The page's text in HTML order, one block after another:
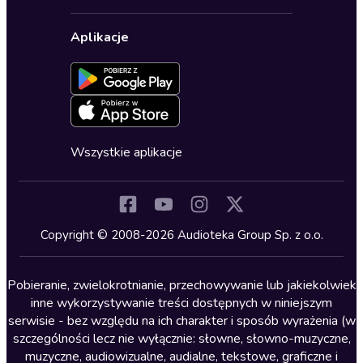
Biznes, marketing, ekonomia
Dla młodzieży
Kryminały
Lektury szkolne
Literatura anglojęzyczna
Literatura faktu
Literatura obyczajowa
Ustawienia prywatności
Formularz zgłaszania nielegalnych treści
Deklaracja dostępności
Oferta dla firm i bibliotek
Dołącz do newslettera
Blog
Zapowiedzi
Cykle audiobooków
Aplikacje
Wszystkie aplikacje
Copyright © 2008-2026 Audioteka Group Sp. z o.o.
Pobieranie, zwielokrotnianie, przechowywanie lub jakiekolwiek
inne wykorzystywanie treści dostępnych w niniejszym
serwisie - bez względu na ich charakter i sposób wyrażenia (w
szczególności lecz nie wyłącznie: słowne, słowno-muzyczne,
muzyczne, audiowizualne, audialne, tekstowe, graficzne i